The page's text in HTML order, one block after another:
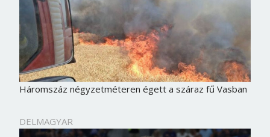
Háromszáz négyzetméteren égett a száraz fű Vasban
DELMAGYAR